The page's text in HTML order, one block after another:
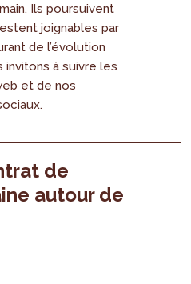
Ils poursuivent
joignables par
de l’évolution
invitons à suivre les
et de nos
de
autour de